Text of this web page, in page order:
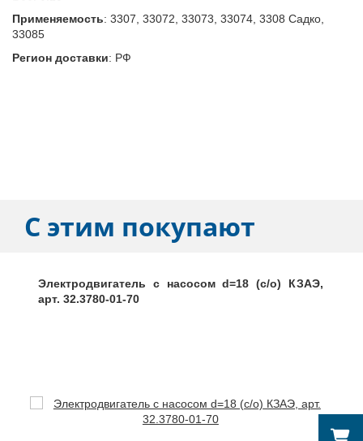
Применяемость: 3307, 33072, 33073, 33074, 3308 Садко,
33085
Регион доставки: РФ
С этим покупают
Электродвигатель с насосом d=18 (с/о) КЗАЭ,
арт. 32.3780-01-70